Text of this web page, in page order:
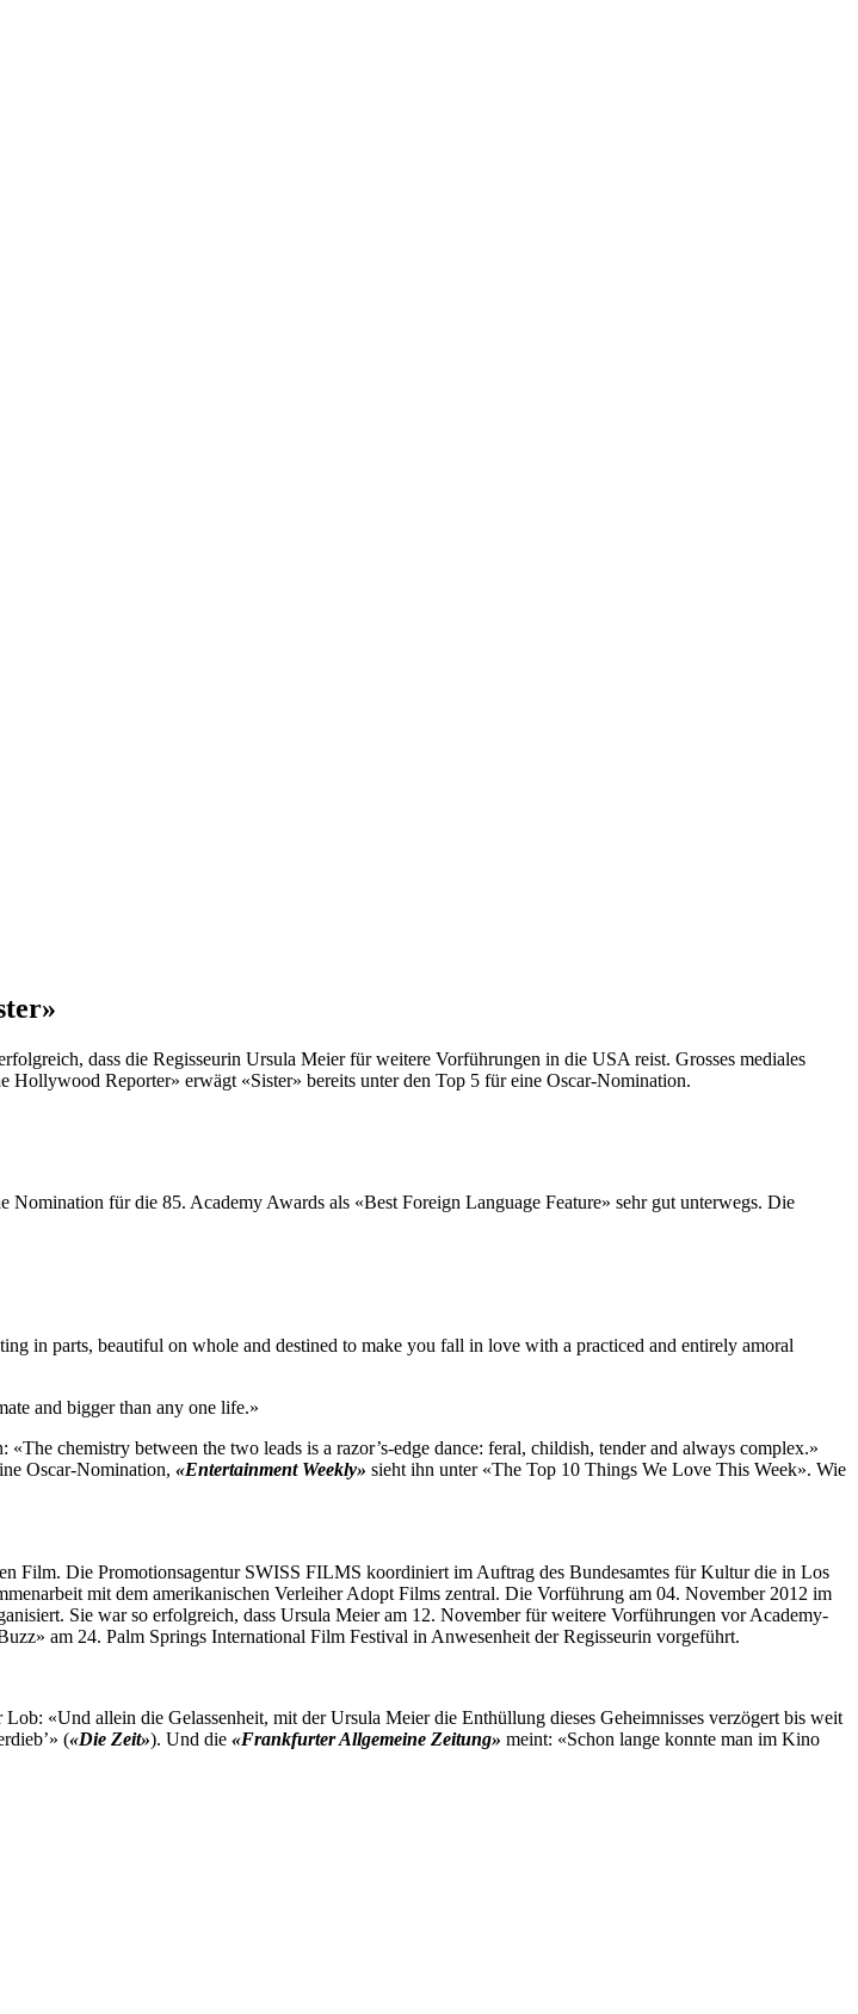
dass die Regisseurin Ursula Meier für weitere Vorführungen in die USA reist. Grosses mediales
Reporter» erwägt «Sister» bereits unter den Top 5 für eine Oscar-Nomination.
für die 85. Academy Awards als «Best Foreign Language Feature» sehr gut unterwegs. Die
in parts, beautiful on whole and destined to make you fall in love with a practiced and entirely amoral
and bigger than any one life.»
chemistry between the two leads is a razor’s-edge dance: feral, childish, tender and always complex.»
Oscar-Nomination, «Entertainment Weekly» sieht ihn unter «The Top 10 Things We Love This Week». Wie
Film. Die Promotionsagentur SWISS FILMS koordiniert im Auftrag des Bundesamtes für Kultur die in Los
mit dem amerikanischen Verleiher Adopt Films zentral. Die Vorführung am 04. November 2012 im
Sie war so erfolgreich, dass Ursula Meier am 12. November für weitere Vorführungen vor Academy-
am 24. Palm Springs International Film Festival in Anwesenheit der Regisseurin vorgeführt.
«Und allein die Gelassenheit, mit der Ursula Meier die Enthüllung dieses Geheimnisses verzögert bis weit
(«Die Zeit»). Und die «Frankfurter Allgemeine Zeitung» meint: «Schon lange konnte man im Kino